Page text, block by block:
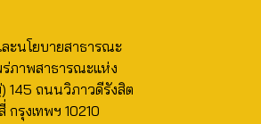
ะนโยบายสาธารณะ
ร่ภาพสาธารณะแห่ง
145 ถนนวิภาวดีรังสิต
กรุงเทพฯ 10210